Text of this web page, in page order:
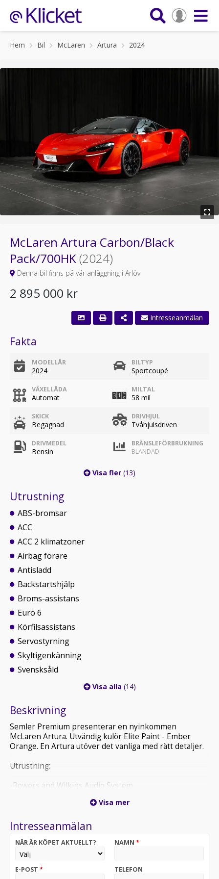
Hem Bil McLaren Artura 2024
McLaren Artura Carbon/Black
Pack/700HK(2024)
Denna bil finns på vår anläggning i Arlöv
2 895 000 kr
Intresseanmälan
Fakta
MODELLÅR
2024
BILTYP
Sportcoupé
VÄXELLÅDA
Automat
MILTAL
58 mil
SKICK
Begagnad
DRIVHJUL
Tvåhjulsdriven
DRIVMEDEL
Bensin
BRÄNSLEFÖRBRUKNING
BLANDAD
Visa fler (13)
Utrustning
ABS-bromsar
ACC
ACC 2 klimatzoner
Airbag förare
Antisladd
Backstartshjälp
Broms-assistans
Euro 6
Körfilsassistans
Servostyrning
Skyltigenkänning
Svensksåld
Visa alla (14)
Beskrivning
Semler Premium presenterar en nyinkommen
McLaren Artura. Utvändig kulör Elite Paint - Ember
Orange. En Artura utöver det vanliga med rätt detaljer.
Utrustning:
-Bowers and Wilkins Audio System
-Exterior Elite Paint - Ember Orange
-Door Mirror - Gloss Carbon Fibre
-Black Pack
-Engine Covers - Brushed Aluminium
-Spoiler - Carbon Fibre
Visa mer
Intresseanmälan
NÄR ÄR KÖPET AKTUELLT? NAMN *
E-POST * TELEFON